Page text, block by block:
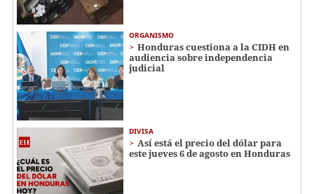
ORGANISMO
Honduras cuestiona a la CIDH en
audiencia sobre independencia
judicial
DIVISA
Así está el precio del dólar para
este jueves 6 de agosto en Honduras